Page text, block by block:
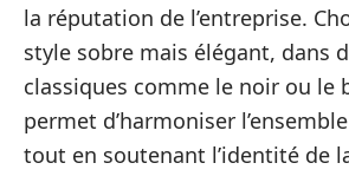
la réputation de l’entreprise.
style sobre mais élégant, dans
classiques comme le noir ou le
permet d’harmoniser
tout en soutenant l’identité de